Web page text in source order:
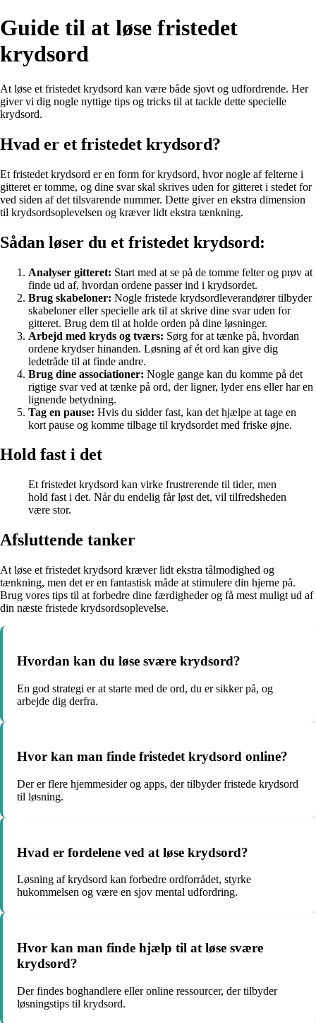
Guide til at løse fristedet
krydsord
At løse et fristedet krydsord kan være både sjovt og udfordrende. Her
giver vi dig nogle nyttige tips og tricks til at tackle dette specielle
krydsord.
Hvad er et fristedet krydsord?
Et fristedet krydsord er en form for krydsord, hvor nogle af felterne i
gitteret er tomme, og dine svar skal skrives uden for gitteret i stedet for
ved siden af det tilsvarende nummer. Dette giver en ekstra dimension
til krydsordsoplevelsen og kræver lidt ekstra tænkning.
Sådan løser du et fristedet krydsord:
Analyser gitteret: Start med at se på de tomme felter og prøv at
finde ud af, hvordan ordene passer ind i krydsordet.
Brug skabeloner: Nogle fristede krydsordleverandører tilbyder
skabeloner eller specielle ark til at skrive dine svar uden for
gitteret. Brug dem til at holde orden på dine løsninger.
Arbejd med kryds og tværs: Sørg for at tænke på, hvordan
ordene krydser hinanden. Løsning af ét ord kan give dig
ledetråde til at finde andre.
Brug dine associationer: Nogle gange kan du komme på det
rigtige svar ved at tænke på ord, der ligner, lyder ens eller har en
lignende betydning.
Tag en pause: Hvis du sidder fast, kan det hjælpe at tage en
kort pause og komme tilbage til krydsordet med friske øjne.
Hold fast i det
Et fristedet krydsord kan virke frustrerende til tider, men
hold fast i det. Når du endelig får løst det, vil tilfredsheden
være stor.
Afsluttende tanker
At løse et fristedet krydsord kræver lidt ekstra tålmodighed og
tænkning, men det er en fantastisk måde at stimulere din hjerne på.
Brug vores tips til at forbedre dine færdigheder og få mest muligt ud af
din næste fristede krydsordsoplevelse.
Hvordan kan du løse svære krydsord?
En god strategi er at starte med de ord, du er sikker på, og
arbejde dig derfra.
Hvor kan man finde fristedet krydsord online?
Der er flere hjemmesider og apps, der tilbyder fristede krydsord
til løsning.
Hvad er fordelene ved at løse krydsord?
Løsning af krydsord kan forbedre ordforrådet, styrke
hukommelsen og være en sjov mental udfordring.
Hvor kan man finde hjælp til at løse svære
krydsord?
Der findes boghandlere eller online ressourcer, der tilbyder
løsningstips til krydsord.